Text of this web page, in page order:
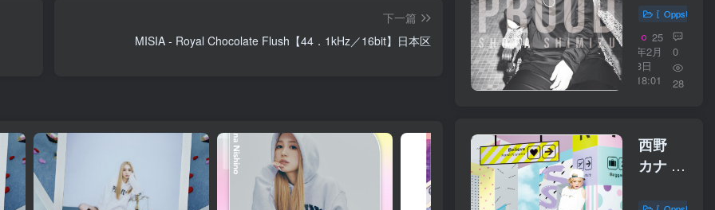
下一篇
MISIA - Royal Chocolate Flush【44．1kHz／16bit】日本区
／
16bit】
日本区
〖OppsUplus
25
年2月
3日
18:01
0
28
西野
カナ –